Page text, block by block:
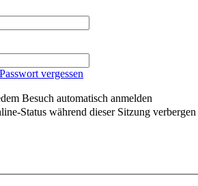
vergessen
Besuch automatisch anmelden
Status während dieser Sitzung verbergen